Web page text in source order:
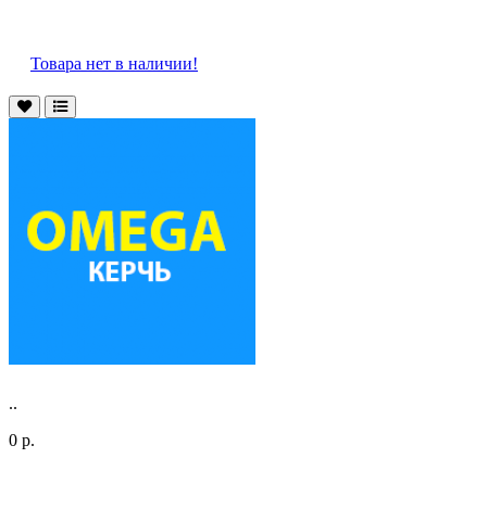
Товара нет в наличии!
..
0 р.